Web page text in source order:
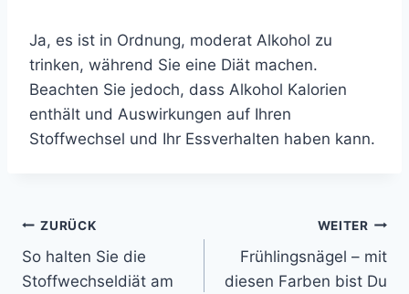
Ja, es ist in Ordnung, moderat Alkohol zu
trinken, während Sie eine Diät machen.
Beachten Sie jedoch, dass Alkohol Kalorien
enthält und Auswirkungen auf Ihren
Stoffwechsel und Ihr Essverhalten haben kann.
Beitragsnavigation
ZURÜCK
So halten Sie die
Stoffwechseldiät am
WEITER
Frühlingsnägel – mit
diesen Farben bist Du